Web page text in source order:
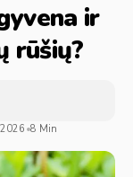
ir
rūšių?
8 Min